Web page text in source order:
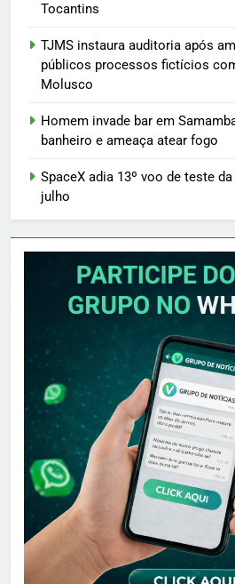
Tocantins
TJMS instaura auditoria após
públicos processos fictícios
Molusco
Homem invade bar em
banheiro e ameaça atear fogo
SpaceX adia 13º voo de teste
julho